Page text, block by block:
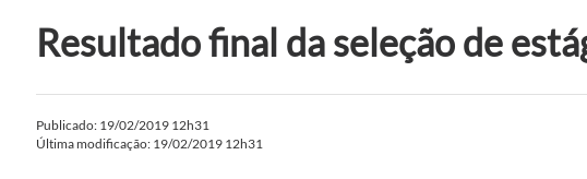
Resultado final da seleção de
Publicado: 19/02/2019 12h31
Última modificação: 19/02/2019 12h31